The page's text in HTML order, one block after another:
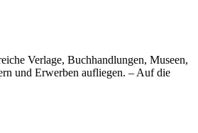
Verlage, Buchhandlungen, Museen,
und Erwerben aufliegen. – Auf die